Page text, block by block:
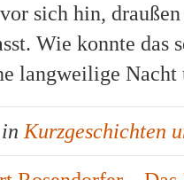
sich hin,
Wie konnte das
langweilige Nacht
Kurzgeschichten